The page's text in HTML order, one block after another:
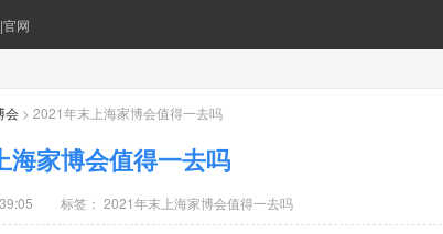
网
会 > 2021年末上海家博会值得一去吗
海家博会值得一去吗
标签： 2021年末上海家博会值得一去吗